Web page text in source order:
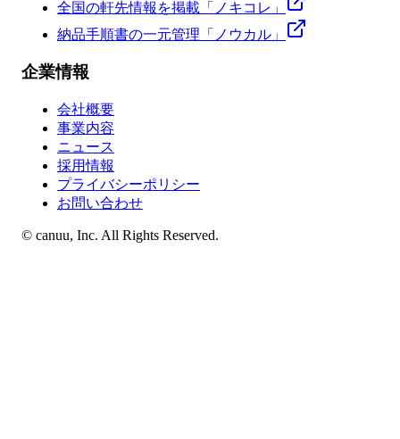
全国の軒先情報を掲載「ノキコレ」
納品手順書の一元管理「ノウカル」
企業情報
会社概要
事業内容
ニュース
採用情報
プライバシーポリシー
お問い合わせ
© canuu, Inc. All Rights Reserved.